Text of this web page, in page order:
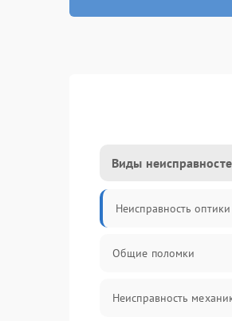
Виды
Неисправность оптики
Общие поломки
Неисправность